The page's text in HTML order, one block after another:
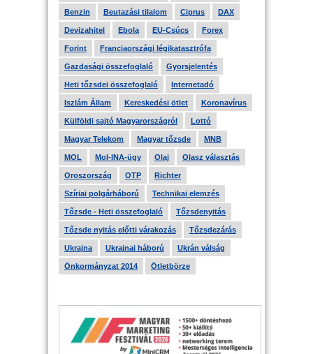
Benzin Beutazási tilalom Ciprus DAX
Devizahitel Ebola EU-Csúcs Forex
Forint Franciaországi légikatasztrófa
Gazdasági összefoglaló Gyorsjelentés
Heti tőzsdei összefoglaló Internetadó
Iszlám Állam Kereskedési ötlet Koronavírus
Külföldi sajtó Magyarországról Lottó
Magyar Telekom Magyar tőzsde MNB
MOL Mol-INA-ügy Olaj Olasz választás
Oroszország OTP Richter
Szíriai polgárháború Technikai elemzés
Tőzsde - Heti összefoglaló Tőzsdenyitás
Tőzsde nyitás előtti várakozás Tőzsdezárás
Ukrajna Ukrajnai háború Ukrán válság
Önkormányzat 2014 Ötletbörze